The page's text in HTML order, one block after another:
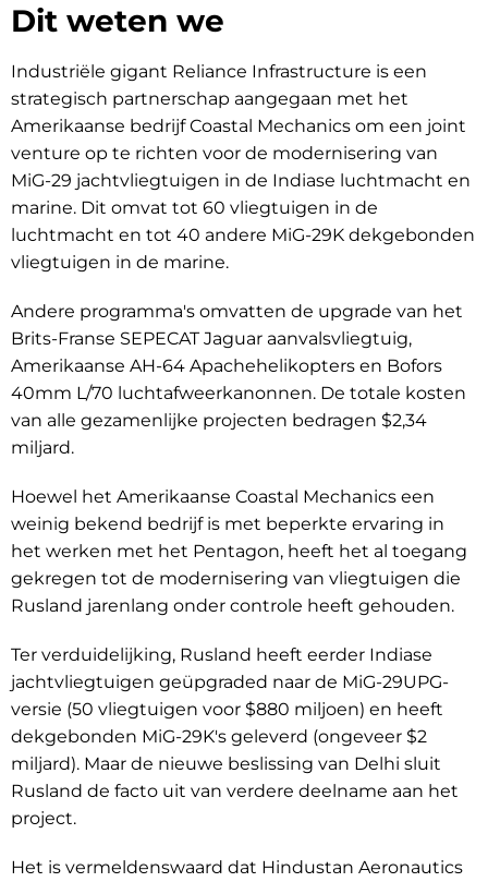
Dit weten we
Industriële gigant Reliance Infrastructure is een
strategisch partnerschap aangegaan met het
Amerikaanse bedrijf Coastal Mechanics om een joint
venture op te richten voor de modernisering van
MiG-29 jachtvliegtuigen in de Indiase luchtmacht en
marine. Dit omvat tot 60 vliegtuigen in de
luchtmacht en tot 40 andere MiG-29K dekgebonden
vliegtuigen in de marine.
Andere programma's omvatten de upgrade van het
Brits-Franse SEPECAT Jaguar aanvalsvliegtuig,
Amerikaanse AH-64 Apachehelikopters en Bofors
40mm L/70 luchtafweerkanonnen. De totale kosten
van alle gezamenlijke projecten bedragen $2,34
miljard.
Hoewel het Amerikaanse Coastal Mechanics een
weinig bekend bedrijf is met beperkte ervaring in
het werken met het Pentagon, heeft het al toegang
gekregen tot de modernisering van vliegtuigen die
Rusland jarenlang onder controle heeft gehouden.
Ter verduidelijking, Rusland heeft eerder Indiase
jachtvliegtuigen geüpgraded naar de MiG-29UPG-
versie (50 vliegtuigen voor $880 miljoen) en heeft
dekgebonden MiG-29K's geleverd (ongeveer $2
miljard). Maar de nieuwe beslissing van Delhi sluit
Rusland de facto uit van verdere deelname aan het
project.
Het is vermeldenswaard dat Hindustan Aeronautics